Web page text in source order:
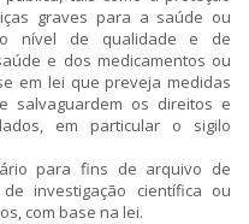
graves para a saúde ou
nível de qualidade e de
e dos medicamentos ou
em lei que preveja medidas
salvaguardem os direitos e
em particular o sigilo
para fins de arquivo de
investigação científica ou
com base na lei.